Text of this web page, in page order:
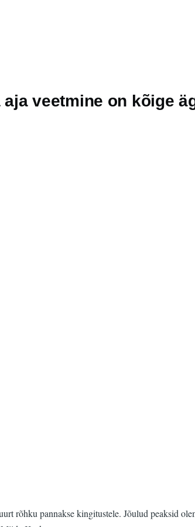
veetmine on kõige
rõhku pannakse kingitustele. Jõulud peaksid